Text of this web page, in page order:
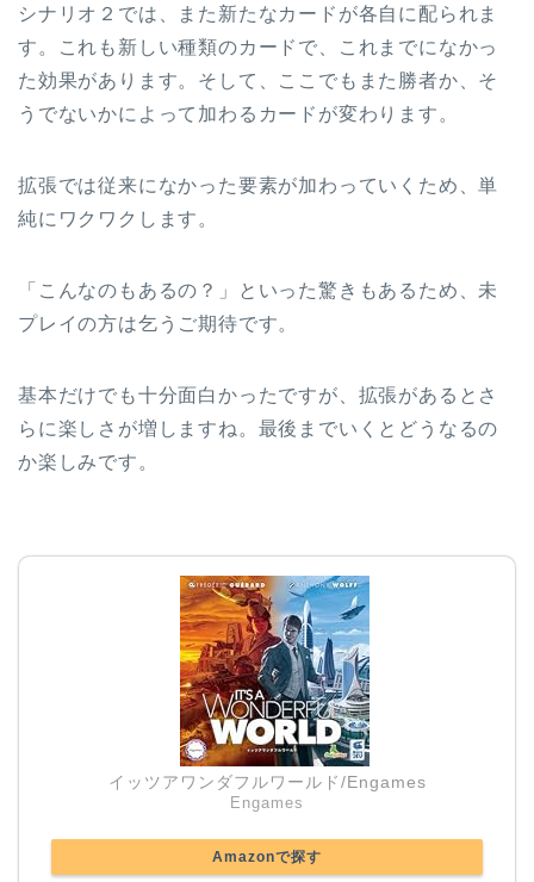
シナリオ２では、また新たなカードが各自に配られま
す。これも新しい種類のカードで、これまでになかっ
た効果があります。そして、ここでもまた勝者か、そ
うでないかによって加わるカードが変わります。
拡張では従来になかった要素が加わっていくため、単
純にワクワクします。
「こんなのもあるの？」といった驚きもあるため、未
プレイの方は乞うご期待です。
基本だけでも十分面白かったですが、拡張があるとさ
らに楽しさが増しますね。最後までいくとどうなるの
か楽しみです。
イッツアワンダフルワールド/Engames
Engames
Amazonで探す